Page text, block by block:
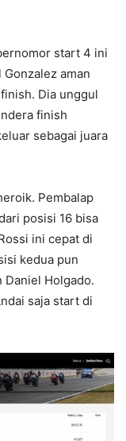
start 4 ini
aman
Dia unggul
finish
sebagai juara
Pembalap
posisi 16 bisa
ini cepat di
kedua pun
Daniel Holgado.
saja start di